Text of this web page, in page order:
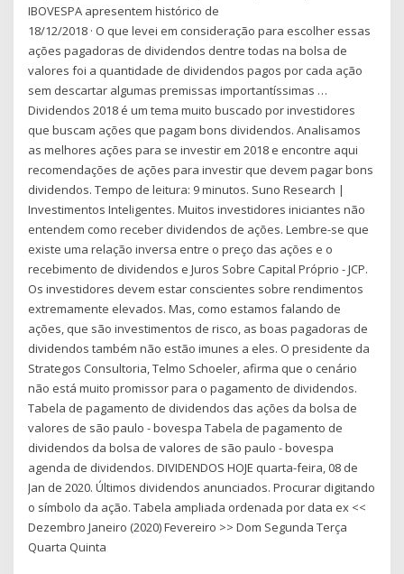
IBOVESPA apresentem histórico de
18/12/2018 · O que levei em consideração para escolher essas
ações pagadoras de dividendos dentre todas na bolsa de
valores foi a quantidade de dividendos pagos por cada ação
sem descartar algumas premissas importantíssimas …
Dividendos 2018 é um tema muito buscado por investidores
que buscam ações que pagam bons dividendos. Analisamos
as melhores ações para se investir em 2018 e encontre aqui
recomendações de ações para investir que devem pagar bons
dividendos. Tempo de leitura: 9 minutos. Suno Research |
Investimentos Inteligentes. Muitos investidores iniciantes não
entendem como receber dividendos de ações. Lembre-se que
existe uma relação inversa entre o preço das ações e o
recebimento de dividendos e Juros Sobre Capital Próprio - JCP.
Os investidores devem estar conscientes sobre rendimentos
extremamente elevados. Mas, como estamos falando de
ações, que são investimentos de risco, as boas pagadoras de
dividendos também não estão imunes a eles. O presidente da
Strategos Consultoria, Telmo Schoeler, afirma que o cenário
não está muito promissor para o pagamento de dividendos.
Tabela de pagamento de dividendos das ações da bolsa de
valores de são paulo - bovespa Tabela de pagamento de
dividendos da bolsa de valores de são paulo - bovespa
agenda de dividendos. DIVIDENDOS HOJE quarta-feira, 08 de
Jan de 2020. Últimos dividendos anunciados. Procurar digitando
o símbolo da ação. Tabela ampliada ordenada por data ex <<
Dezembro Janeiro (2020) Fevereiro >> Dom Segunda Terça
Quarta Quinta